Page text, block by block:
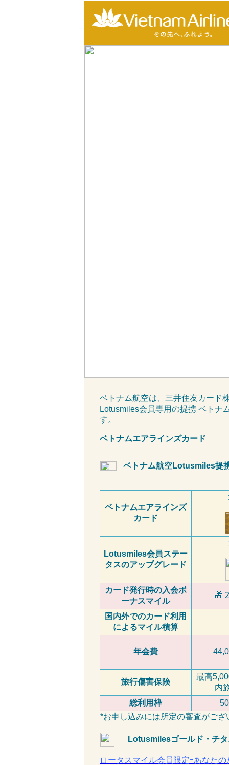
ベトナム航空は、三井住友カード
Lotusmiles会員専用の提携 ベトナ
す。
ベトナムエアラインズカード
ベトナム航空Lotusmiles提
ベトナムエアラインズ
カード
Lotusmiles会員ステー
タスのアップグレード
カード発行時の入会ボ
ーナスマイル
🎁
国内外でのカード利用
によるマイル積算
年会費
旅行傷害保険
最高
内
総利用枠
50
*お申し込みには所定の審査がござ
Lotusmilesゴールド・チ
ロータスマイル会員限定ｰあなた